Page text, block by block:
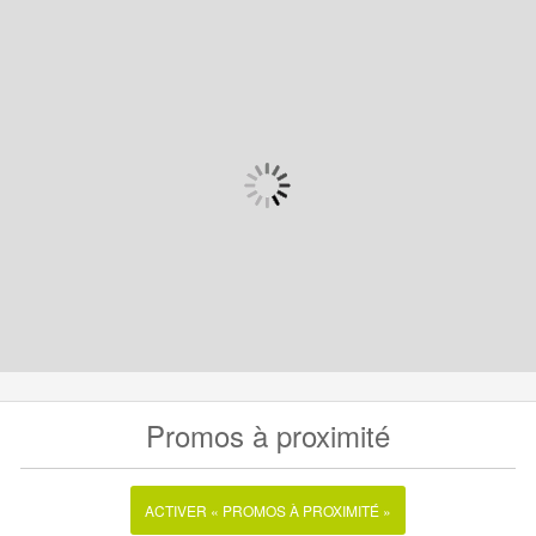
Promos à proximité
ACTIVER « PROMOS À PROXIMITÉ »